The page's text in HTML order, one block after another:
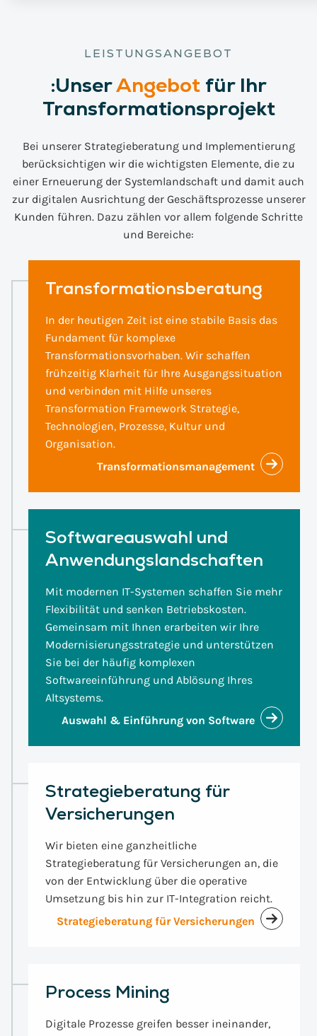
LEISTUNGSANGEBOT
:UnserAngebotfür Ihr
Transformationsprojekt
Bei unserer Strategieberatung und Implementierung
berücksichtigen wir die wichtigsten Elemente, die zu
einer Erneuerung der Systemlandschaft und damit auch
zur digitalen Ausrichtung der Geschäftsprozesse unserer
Kunden führen. Dazu zählen vor allem folgende Schritte
und Bereiche:
Transformationsberatung
In der heutigen Zeit ist eine stabile Basis das
Fundament für komplexe
Transformationsvorhaben. Wir schaffen
frühzeitig Klarheit für Ihre Ausgangssituation
und verbinden mit Hilfe unseres
Transformation Framework Strategie,
Technologien, Prozesse, Kultur und
Organisation.
Transformationsmanagement
Softwareauswahl und
Anwendungslandschaften
Mit modernen IT-Systemen schaffen Sie mehr
Flexibilität und senken Betriebskosten.
Gemeinsam mit Ihnen erarbeiten wir Ihre
Modernisierungsstrategie und unterstützen
Sie bei der häufig komplexen
Softwareeinführung und Ablösung Ihres
Altsystems.
Auswahl & Einführung von Software
Strategieberatung für
Versicherungen
Wir bieten eine ganzheitliche
Strategieberatung für Versicherungen an, die
von der Entwicklung über die operative
Umsetzung bis hin zur IT-Integration reicht.
Strategieberatung für Versicherungen
Process Mining
Digitale Prozesse greifen besser ineinander,